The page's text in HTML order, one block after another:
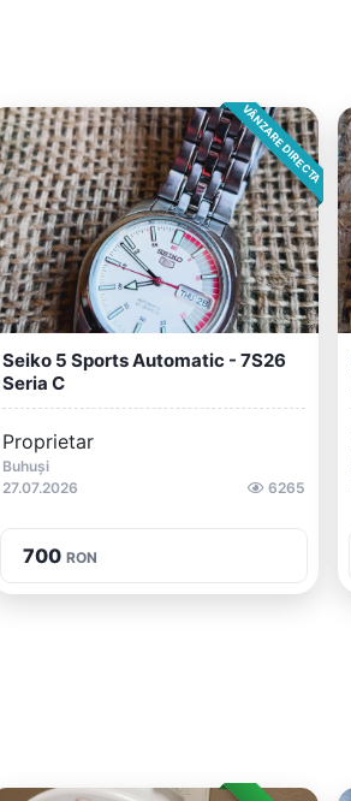
VÂNZARE DIRECTA
Seiko 5 Sports Automatic - 7S26
Seria C
Proprietar
Buhuși
27.07.2026
6265
700 RON